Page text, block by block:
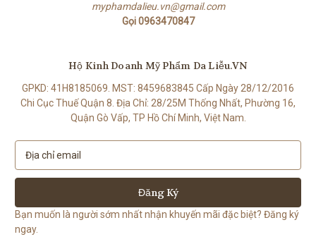
myphamdalieu.vn@gmail.com
Gọi 0963470847
Hộ Kinh Doanh Mỹ Phẩm Da Liễu.VN
GPKD: 41H8185069. MST: 8459683845 Cấp Ngày 28/12/2016
Chi Cục Thuế Quận 8. Địa Chỉ: 28/25M Thống Nhất, Phường 16,
Quận Gò Vấp, TP Hồ Chí Minh, Việt Nam.
a
l
A
d
Bạn muốn là người sớm nhất nhận khuyến mãi đặc biệt? Đăng ký
ngay.